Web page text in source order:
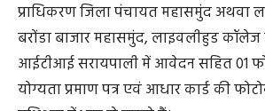
प्राधिकरण जिला पंचायत महासमुंद अथवा
बरोंडा बाजार महासमुंद, लाइवलीहुड
आईटीआई सरायपाली में आवेदन सहित 01
योग्यता प्रमाण पत्र एवं आधार कार्ड की